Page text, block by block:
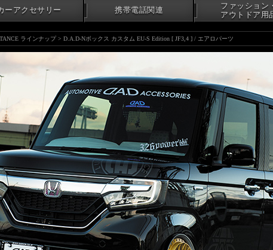
ーアクセサリー 携帯電話関連
ファッション・
アウトドア用
ラインナップ> D.A.D-Nボックス カスタム EU-S Edition [ JF3,4 ] / エアロパーツ